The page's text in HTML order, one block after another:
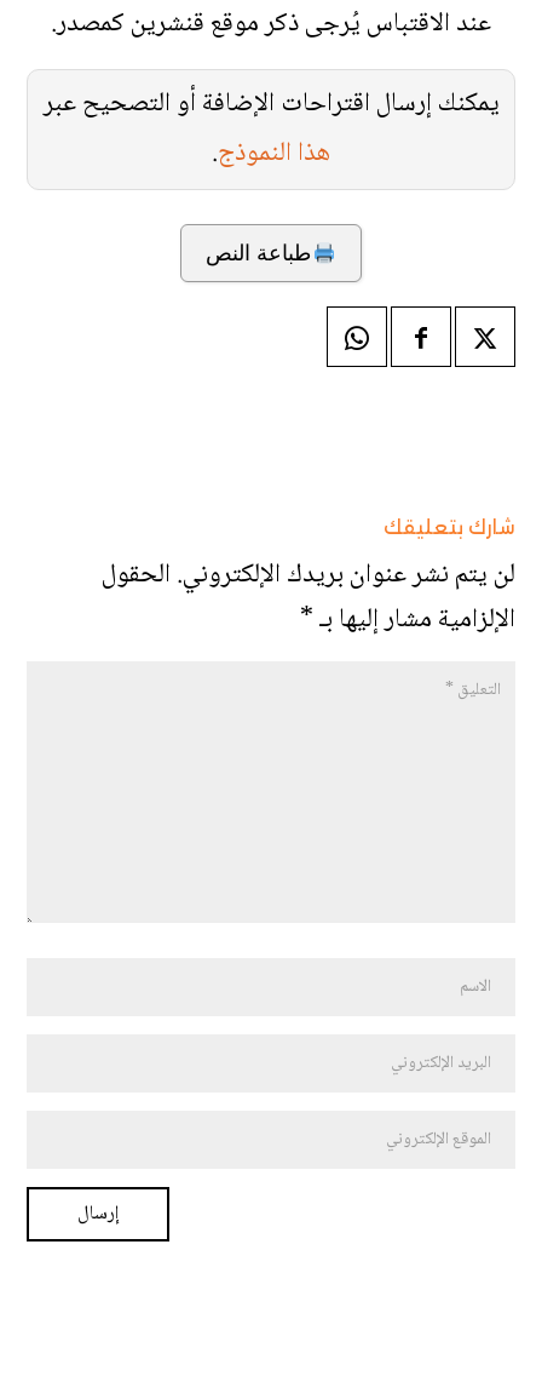
عند الاقتباس يُرجى ذكر موقع قنشرين كمصدر.
يمكنك إرسال اقتراحات الإضافة أو التصحيح عبر
هذا النموذج.
طباعة النص
شارك بتعليقك
لن يتم نشر عنوان بريدك الإلكتروني.الحقول
الإلزامية مشار إليها بـ*